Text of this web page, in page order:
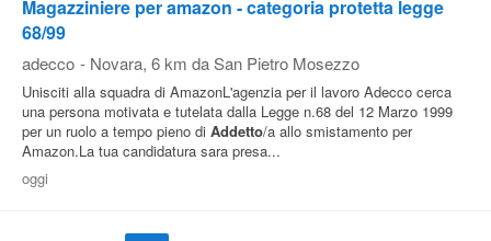
Magazziniere per amazon - categoria protetta legge
68/99
adecco - Novara, 6 km da San Pietro Mosezzo
Unisciti alla squadra di AmazonL'agenzia per il lavoro Adecco cerca
una persona motivata e tutelata dalla Legge n.68 del 12 Marzo 1999
per un ruolo a tempo pieno di Addetto/a allo smistamento per
Amazon.La tua candidatura sara presa...
oggi